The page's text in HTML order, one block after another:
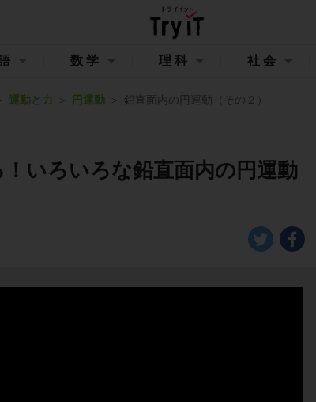
数学 理科 社会
運動と力 円運動 鉛直面内の円運動（その２）
いろいろな鉛直面内の円運動